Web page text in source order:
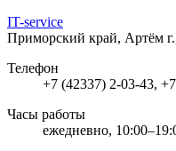
IT-service
Приморский край, Артём
Телефон
+7 (42337) 2-03-43,
Часы работы
ежедневно,